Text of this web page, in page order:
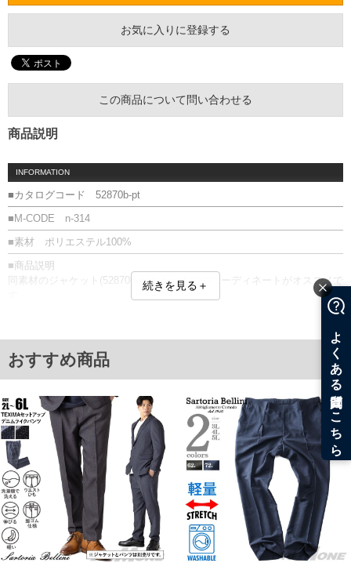
お気に入りに登録する
この商品について問い合わせる
商品説明
INFORMATION
■カタログコード 52870b-pt
■M-CODE n-314
■素材 ポリエステル100%
■商品説明
同素材のジャケット(52870b-jk)とセットでのコーディネートがオススメで
上下色違いの「ジャケパン」スタイルでカジュアルに着こなすこともオ
サイズ/ウエスト/ヒップ/渡幅/股下/股上
2L/94～105/112/36.5/76/29.5
4L/114～125/132/42.5/76/31.5
5L/124～135/142/45.5/78/32.5
6L/134～145/152/48.5/78/33.5
単位はcm
※【返品交換について】
返品交換希望の方は、商品到着後1週間以内にご連絡ください。
下着(肌着)やワイシャツは商品の性質上、返品交換不可とさせて頂いております。予め
ご了承くださいませ。
※【ボトムの裾上げをご希望の場合】
裾上げ料金は500円+税となります。
備考欄に股下●cmとご記入下さい。（裾上げ無料対象商品は1本につき税込6,000円以
続きを見る＋
おすすめ商品